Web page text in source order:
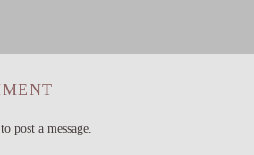
to post a message.